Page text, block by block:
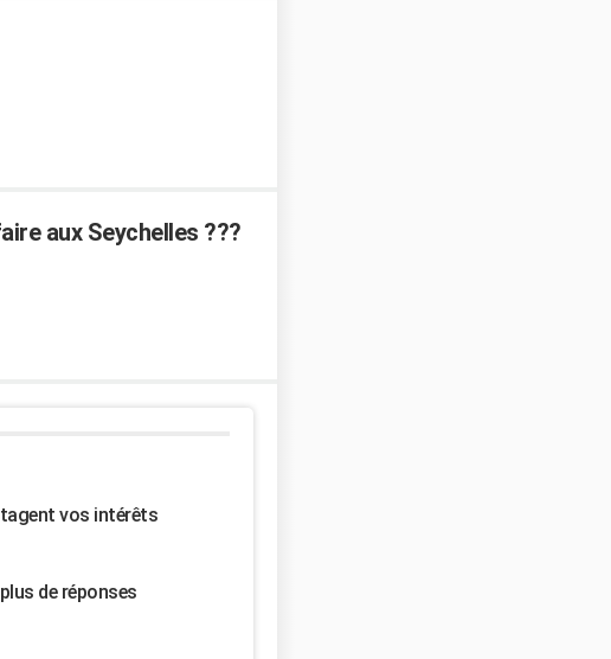
aux Seychelles ???
vos intérêts
de réponses